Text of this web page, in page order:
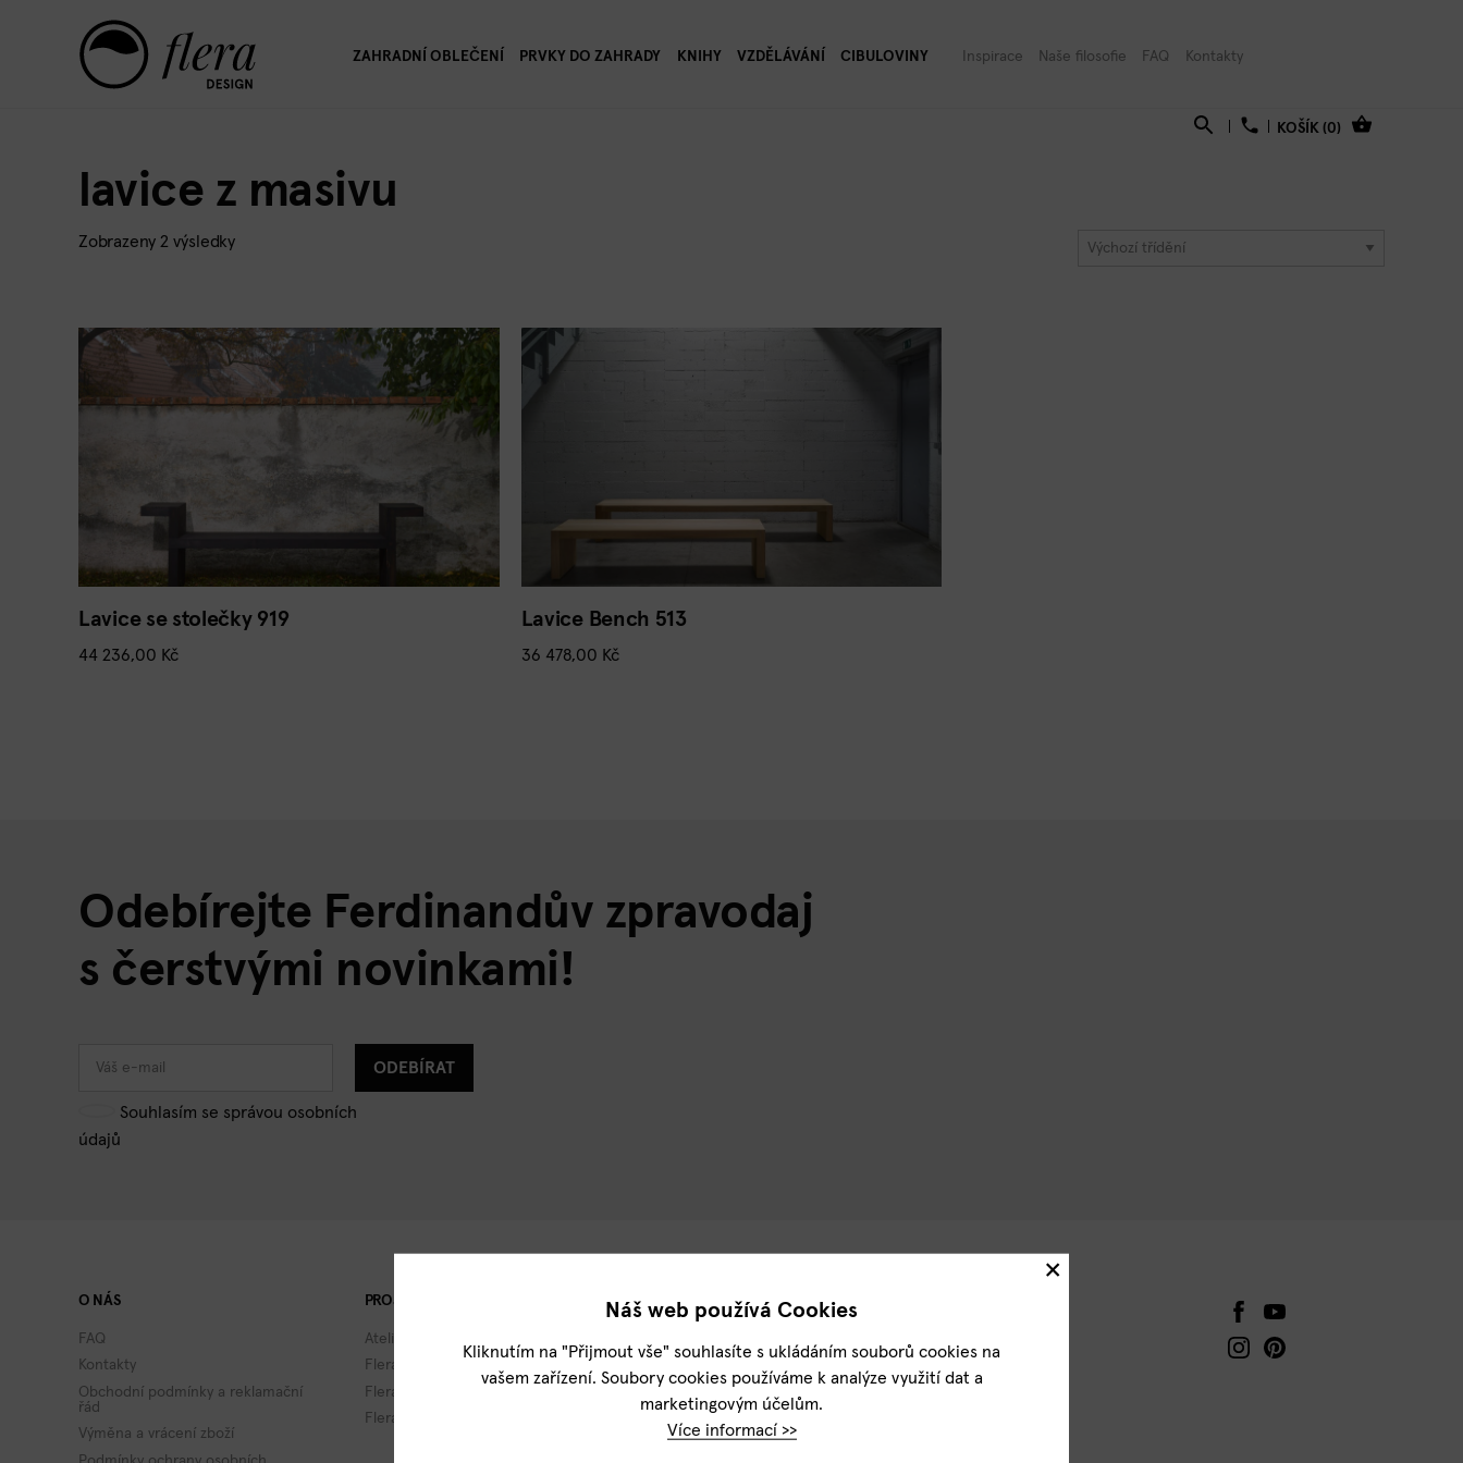
ZAHRADNÍ OBLEČENÍ PRVKY DO ZAHRADY KNIHY VZDĚLÁVÁNÍ CIBULOVINY Inspirace Naše filosofie FAQ Kontakty
KOŠÍK (0)
lavice z masivu
Zobrazeny 2 výsledky
Lavice se stolečky 919
44 236,00 Kč
Lavice Bench 513
36 478,00 Kč
Odebírejte Ferdinandův zpravodaj
s čerstvými novinkami!
ODEBÍRAT
Souhlasím se správou osobních
údajů
O NÁS
FAQ
Kontakty
Obchodní podmínky a reklamační
řád
Výměna a vrácení zboží
PROJEKTY FLERA
Atelier Flera
Flera TV
Flera Academy
Flera Gallery
VÝROBA NA MÍRU
nabízených prvků umíme vyrobit či
upravit vaší zahradě na míru.
Kontaktujte nás
+420 776 436 651
Náš web používá Cookies
Kliknutím na "Přijmout vše" souhlasíte s ukládáním souborů cookies na
vašem zařízení. Soubory cookies používáme k analýze využití dat a
marketingovým účelům.
Více informací >>
×